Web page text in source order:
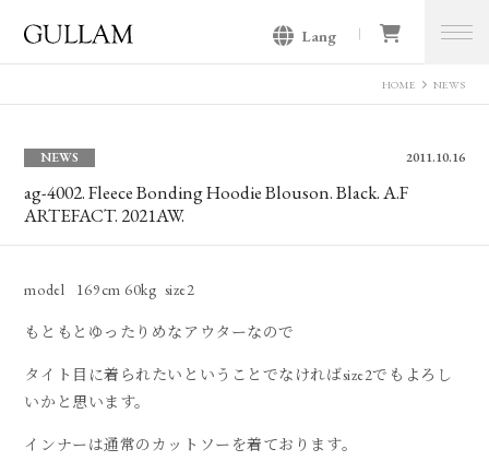
Lang
HOME NEWS
NEWS 2011.10.16
ag-4002. Fleece Bonding Hoodie Blouson. Black. A.F
ARTEFACT. 2021AW.
model 169cm 60kg size2
もともとゆったりめなアウターなので
タイト目に着られたいということでなければsize2でもよろし
いかと思います。
インナーは通常のカットソーを着ております。